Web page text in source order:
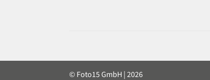
© Foto15 GmbH | 2026